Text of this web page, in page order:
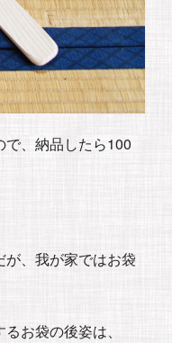
、納品したら100
、我が家ではお袋
お袋の後姿は、